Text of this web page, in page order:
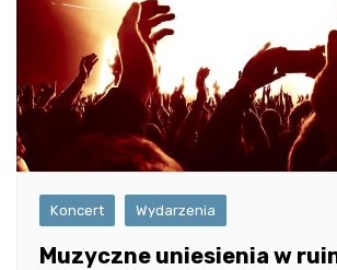
Koncert Wydarzenia
Muzyczne uniesienia w